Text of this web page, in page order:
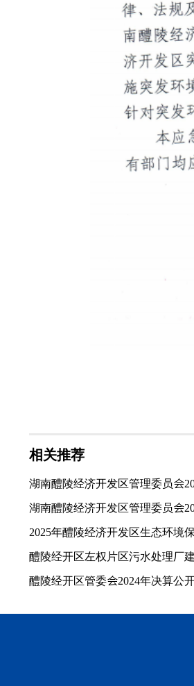
相关推荐
湖南醴陵经济开发区管理委员会
湖南醴陵经济开发区管理委员会
2025年醴陵经济开发区生态环境
醴陵经开区左权片区污水处理厂
醴陵经开区管委会2024年决算公